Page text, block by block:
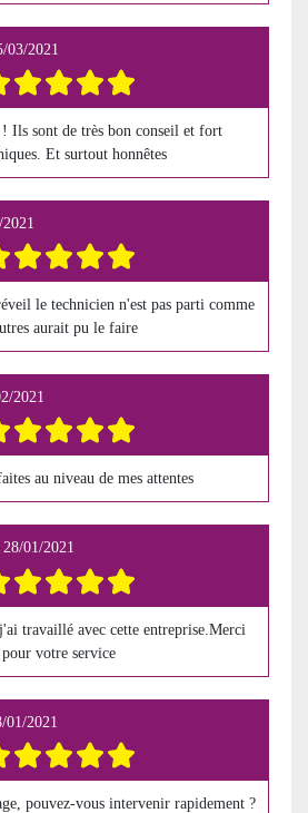
03/2021
Ils sont de très bon conseil et fort
Et surtout honnêtes
le technicien n'est pas parti comme
aurait pu le faire
2021
au niveau de mes attentes
28/01/2021
travaillé avec cette entreprise.Merci
pour votre service
01/2021
pouvez-vous intervenir rapidement ?